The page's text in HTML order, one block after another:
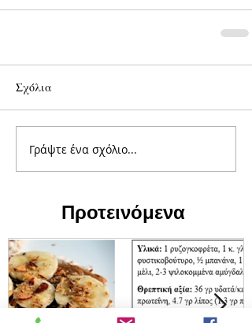
Σχόλια
Γράψτε ένα σχόλιο...
Προτεινόμενα